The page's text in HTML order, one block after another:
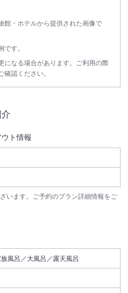
館・ホテルから提供された画像で
す。
になる場合があります。ご利用の際
認ください。
ト情報
います。ご予約のプラン詳細情報をご
風呂／大風呂／露天風呂